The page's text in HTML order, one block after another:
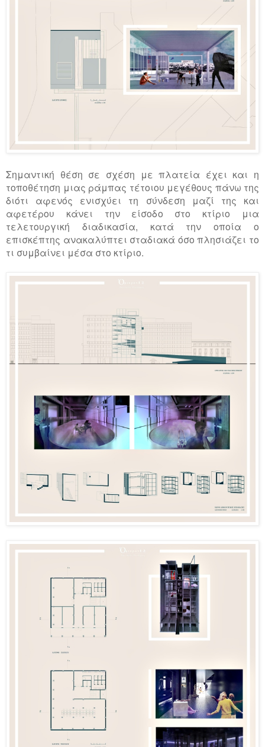
Σημαντική θέση σε σχέση με πλατεία έχει και η
τοποθέτηση μιας ράμπας τέτοιου μεγέθους πάνω της
διότι αφενός ενισχύει τη σύνδεση μαζί της και
αφετέρου κάνει την είσοδο στο κτίριο μια
τελετουργική διαδικασία, κατά την οποία ο
επισκέπτης ανακαλύπτει σταδιακά όσο πλησιάζει το
τι συμβαίνει μέσα στο κτίριο.